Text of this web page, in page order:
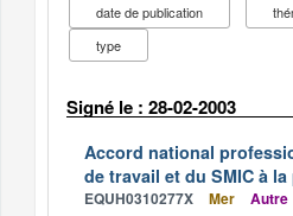
date de publication
type
Signé le : 28-02-2003
Accord national
de travail et du SMIC à
EQUH0310277X Mer Autre